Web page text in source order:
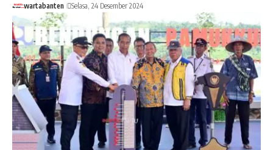
wartabanten Selasa, 24 Desember 2024